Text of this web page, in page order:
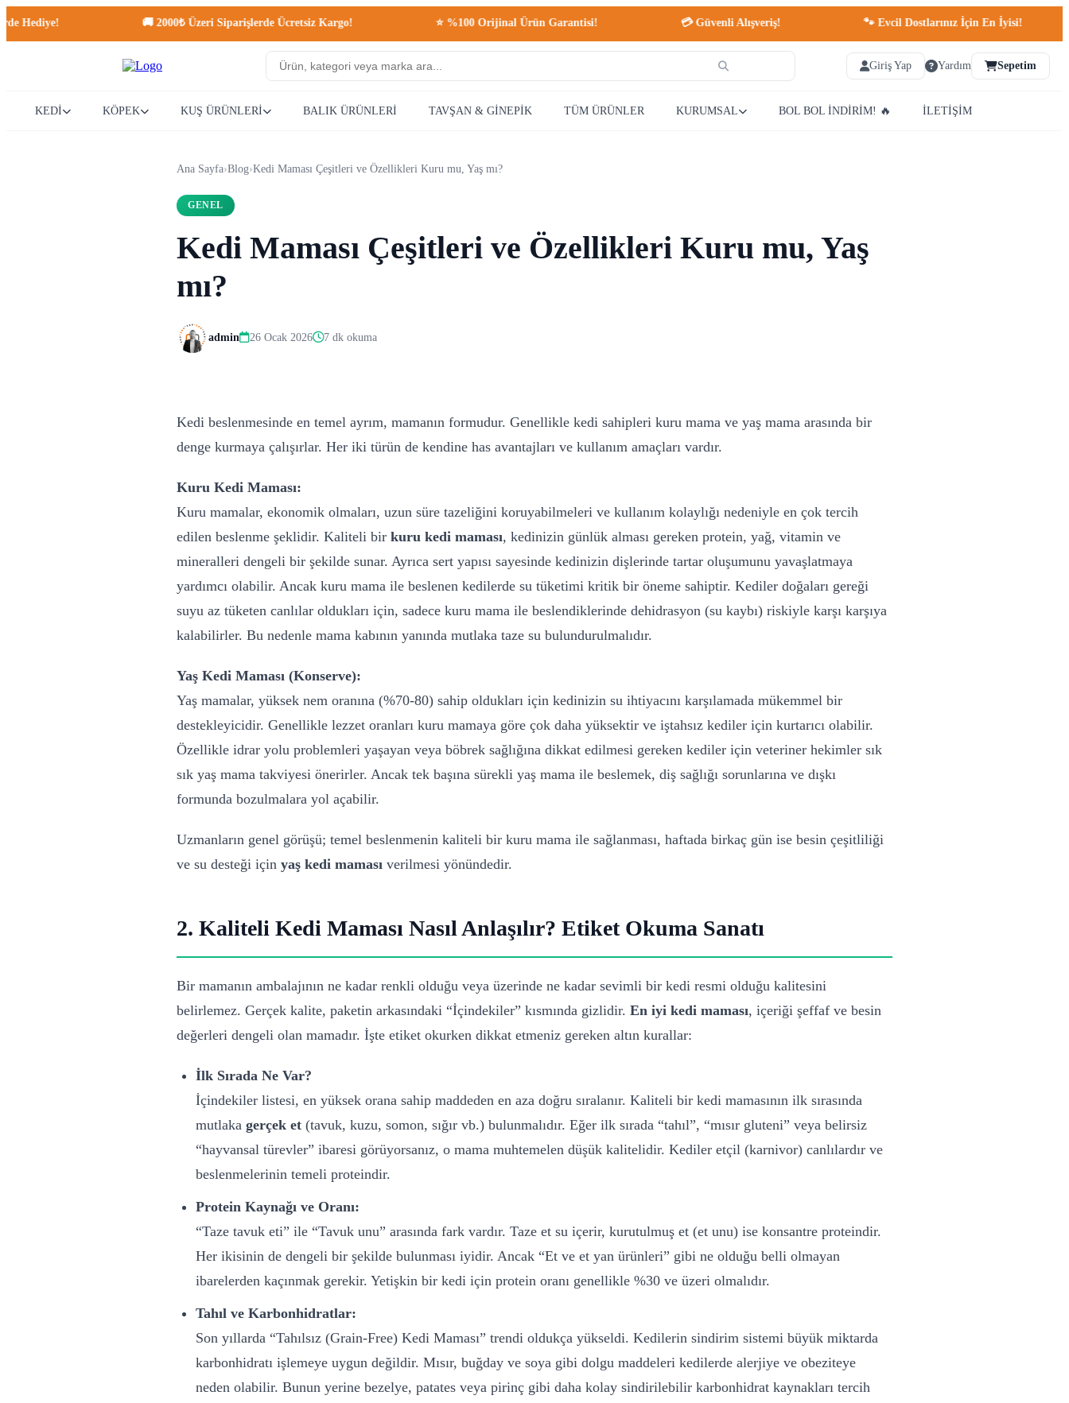
🚚 2000₺ Üzeri Siparişlerde Ücretsiz Kargo! ⭐ %100 Orijinal Ürün Garantisi! 💳 Güvenli Alışveriş! 🐾 Evcil Dostlarınız İçin En İyisi!
Giriş Yap Yardım Sepetim
KEDİ KÖPEK KUŞ ÜRÜNLERİ BALIK ÜRÜNLERİ TAVŞAN & GİNEPİK TÜM ÜRÜNLER KURUMSAL BOL BOL İNDİRİM! 🔥 İLETİŞİM
Ana Sayfa›Blog›Kedi Maması Çeşitleri ve Özellikleri Kuru mu, Yaş mı?
GENEL
Kedi Maması Çeşitleri ve Özellikleri Kuru mu, Yaş
mı?
admin 26 Ocak 2026 7 dk okuma
Kedi beslenmesinde en temel ayrım, mamanın formudur. Genellikle kedi sahipleri kuru mama ve yaş mama arasında bir
denge kurmaya çalışırlar. Her iki türün de kendine has avantajları ve kullanım amaçları vardır.
Kuru Kedi Maması:
Kuru mamalar, ekonomik olmaları, uzun süre tazeliğini koruyabilmeleri ve kullanım kolaylığı nedeniyle en çok tercih
edilen beslenme şeklidir. Kaliteli bir kuru kedi maması, kedinizin günlük alması gereken protein, yağ, vitamin ve
mineralleri dengeli bir şekilde sunar. Ayrıca sert yapısı sayesinde kedinizin dişlerinde tartar oluşumunu yavaşlatmaya
yardımcı olabilir. Ancak kuru mama ile beslenen kedilerde su tüketimi kritik bir öneme sahiptir. Kediler doğaları gereği
suyu az tüketen canlılar oldukları için, sadece kuru mama ile beslendiklerinde dehidrasyon (su kaybı) riskiyle karşı karşıya
kalabilirler. Bu nedenle mama kabının yanında mutlaka taze su bulundurulmalıdır.
Yaş Kedi Maması (Konserve):
Yaş mamalar, yüksek nem oranına (%70-80) sahip oldukları için kedinizin su ihtiyacını karşılamada mükemmel bir
destekleyicidir. Genellikle lezzet oranları kuru mamaya göre çok daha yüksektir ve iştahsız kediler için kurtarıcı olabilir.
Özellikle idrar yolu problemleri yaşayan veya böbrek sağlığına dikkat edilmesi gereken kediler için veteriner hekimler sık
sık yaş mama takviyesi önerirler. Ancak tek başına sürekli yaş mama ile beslemek, diş sağlığı sorunlarına ve dışkı
formunda bozulmalara yol açabilir.
Uzmanların genel görüşü; temel beslenmenin kaliteli bir kuru mama ile sağlanması, haftada birkaç gün ise besin çeşitliliği
ve su desteği için yaş kedi maması verilmesi yönündedir.
2. Kaliteli Kedi Maması Nasıl Anlaşılır? Etiket Okuma Sanatı
Bir mamanın ambalajının ne kadar renkli olduğu veya üzerinde ne kadar sevimli bir kedi resmi olduğu kalitesini
belirlemez. Gerçek kalite, paketin arkasındaki “İçindekiler” kısmında gizlidir. En iyi kedi maması, içeriği şeffaf ve besin
değerleri dengeli olan mamadır. İşte etiket okurken dikkat etmeniz gereken altın kurallar:
İlk Sırada Ne Var?
İçindekiler listesi, en yüksek orana sahip maddeden en aza doğru sıralanır. Kaliteli bir kedi mamasının ilk sırasında
mutlaka gerçek et (tavuk, kuzu, somon, sığır vb.) bulunmalıdır. Eğer ilk sırada “tahıl”, “mısır gluteni” veya belirsiz
“hayvansal türevler” ibaresi görüyorsanız, o mama muhtemelen düşük kalitelidir. Kediler etçil (karnivor) canlılardır ve
beslenmelerinin temeli proteindir.
Protein Kaynağı ve Oranı:
“Taze tavuk eti” ile “Tavuk unu” arasında fark vardır. Taze et su içerir, kurutulmuş et (et unu) ise konsantre proteindir.
Her ikisinin de dengeli bir şekilde bulunması iyidir. Ancak “Et ve et yan ürünleri” gibi ne olduğu belli olmayan
ibarelerden kaçınmak gerekir. Yetişkin bir kedi için protein oranı genellikle %30 ve üzeri olmalıdır.
Tahıl ve Karbonhidratlar:
Son yıllarda “Tahılsız (Grain-Free) Kedi Maması” trendi oldukça yükseldi. Kedilerin sindirim sistemi büyük miktarda
karbonhidratı işlemeye uygun değildir. Mısır, buğday ve soya gibi dolgu maddeleri kedilerde alerjiye ve obeziteye
neden olabilir. Bunun yerine bezelye, patates veya pirinç gibi daha kolay sindirilebilir karbonhidrat kaynakları tercih